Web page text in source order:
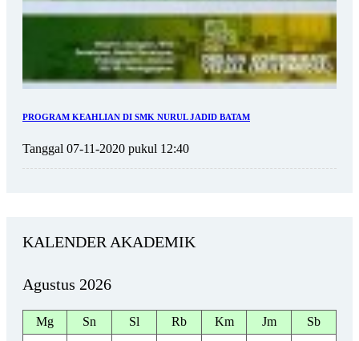
PROGRAM KEAHLIAN DI SMK NURUL JADID BATAM
Tanggal 07-11-2020 pukul 12:40
KALENDER AKADEMIK
Agustus 2026
Mg Sn Sl Rb Km Jm Sb